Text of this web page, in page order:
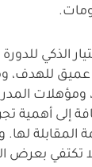
الذكي
عميق للهدف،
ومؤهلات
إلى أهمية
المقابلة لها.
تكتفي بعرض